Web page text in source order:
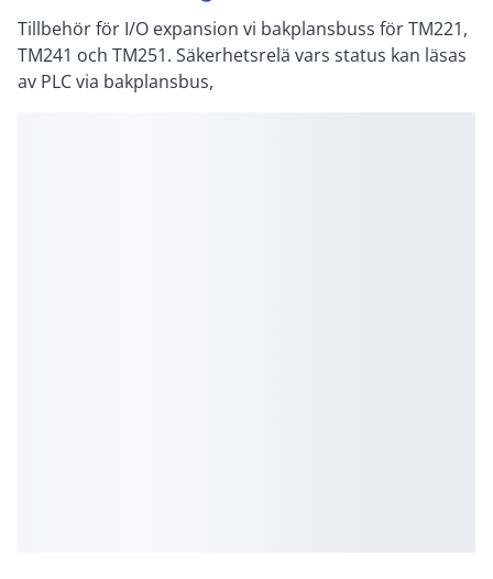
Tillbehör för I/O expansion vi bakplansbuss för TM221,
TM241 och TM251. Säkerhetsrelä vars status kan läsas
av PLC via bakplansbus,